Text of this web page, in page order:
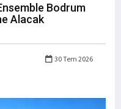
Bodrum
Alacak
30 Tem 2026